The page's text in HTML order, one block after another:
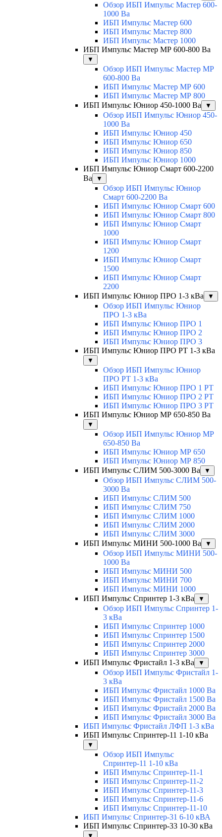
Обзор ИБП Импульс Мастер 600-
1000 Ва
ИБП Импульс Мастер 600
ИБП Импульс Мастер 800
ИБП Импульс Мастер 1000
ИБП Импульс Мастер МР 600-800 Ва
▼
Обзор ИБП Импульс Мастер МР
600-800 Ва
ИБП Импульс Мастер МР 600
ИБП Импульс Мастер МР 800
ИБП Импульс Юниор 450-1000 Ва
▼
Обзор ИБП Импульс Юниор 450-
1000 Ва
ИБП Импульс Юниор 450
ИБП Импульс Юниор 650
ИБП Импульс Юниор 850
ИБП Импульс Юниор 1000
ИБП Импульс Юниор Смарт 600-2200
Ва
▼
Обзор ИБП Импульс Юниор
Смарт 600-2200 Ва
ИБП Импульс Юниор Смарт 600
ИБП Импульс Юниор Смарт 800
ИБП Импульс Юниор Смарт
1000
ИБП Импульс Юниор Смарт
1200
ИБП Импульс Юниор Смарт
1500
ИБП Импульс Юниор Смарт
2200
ИБП Импульс Юниор ПРО 1-3 кВа
▼
Обзор ИБП Импульс Юниор
ПРО 1-3 кВа
ИБП Импульс Юниор ПРО 1
ИБП Импульс Юниор ПРО 2
ИБП Импульс Юниор ПРО 3
ИБП Импульс Юниор ПРО РТ 1-3 кВа
▼
Обзор ИБП Импульс Юниор
ПРО РТ 1-3 кВа
ИБП Импульс Юниор ПРО 1 РТ
ИБП Импульс Юниор ПРО 2 РТ
ИБП Импульс Юниор ПРО 3 РТ
ИБП Импульс Юниор МР 650-850 Ва
▼
Обзор ИБП Импульс Юниор МР
650-850 Ва
ИБП Импульс Юниор МР 650
ИБП Импульс Юниор МР 850
ИБП Импульс СЛИМ 500-3000 Ва
▼
Обзор ИБП Импульс СЛИМ 500-
3000 Ва
ИБП Импульс СЛИМ 500
ИБП Импульс СЛИМ 750
ИБП Импульс СЛИМ 1000
ИБП Импульс СЛИМ 2000
ИБП Импульс СЛИМ 3000
ИБП Импульс МИНИ 500-1000 Ва
▼
Обзор ИБП Импульс МИНИ 500-
1000 Ва
ИБП Импульс МИНИ 500
ИБП Импульс МИНИ 700
ИБП Импульс МИНИ 1000
ИБП Импульс Спринтер 1-3 кВа
▼
Обзор ИБП Импульс Спринтер 1-
3 кВа
ИБП Импульс Спринтер 1000
ИБП Импульс Спринтер 1500
ИБП Импульс Спринтер 2000
ИБП Импульс Спринтер 3000
ИБП Импульс Фристайл 1-3 кВа
▼
Обзор ИБП Импульс Фристайл 1-
3 кВа
ИБП Импульс Фристайл 1000 Ва
ИБП Импульс Фристайл 1500 Ва
ИБП Импульс Фристайл 2000 Ва
ИБП Импульс Фристайл 3000 Ва
ИБП Импульс Фристайл ЛФП 1-3 кВа
ИБП Импульс Спринтер-11 1-10 кВа
▼
Обзор ИБП Импульс
Спринтер-11 1-10 кВа
ИБП Импульс Спринтер-11-1
ИБП Импульс Спринтер-11-2
ИБП Импульс Спринтер-11-3
ИБП Импульс Спринтер-11-6
ИБП Импульс Спринтер-11-10
ИБП Импульс Спринтер-31 6-10 кВА
ИБП Импульс Спринтер-33 10-30 кВа